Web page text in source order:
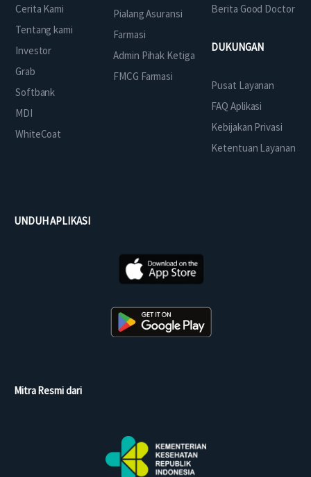
Cerita Kami
Tentang kami
Investor
Grab
Softbank
MDI
WhiteCoat
Pialang Asuransi
Farmasi
Admin Pihak Ketiga
FMCG Farmasi
Berita Good Doctor
DUKUNGAN
Pusat Layanan
FAQ Aplikasi
Kebijakan Privasi
Ketentuan Layanan
UNDUH APLIKASI
Mitra Resmi dari